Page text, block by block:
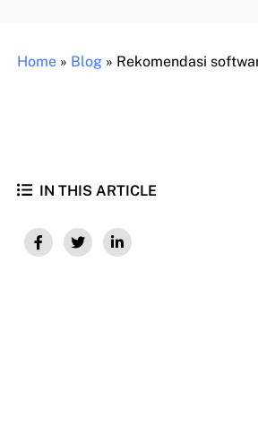
Home » Blog » Rekomendasi
IN THIS ARTICLE